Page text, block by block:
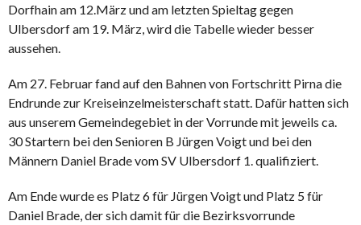
Dorfhain am 12.März und am letzten Spieltag gegen
Ulbersdorf am 19. März, wird die Tabelle wieder besser
aussehen.
Am 27. Februar fand auf den Bahnen von Fortschritt Pirna die
Endrunde zur Kreiseinzelmeisterschaft statt. Dafür hatten sich
aus unserem Gemeindegebiet in der Vorrunde mit jeweils ca.
30 Startern bei den Senioren B Jürgen Voigt und bei den
Männern Daniel Brade vom SV Ulbersdorf 1. qualifiziert.
Am Ende wurde es Platz 6 für Jürgen Voigt und Platz 5 für
Daniel Brade, der sich damit für die Bezirksvorrunde